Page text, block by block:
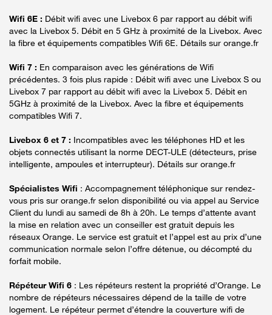
Wifi 6E : Débit wifi avec une Livebox 6 par rapport au débit wifi
avec la Livebox 5. Débit en 5 GHz à proximité de la Livebox. Avec
la fibre et équipements compatibles Wifi 6E. Détails sur orange.fr
Wifi 7 : En comparaison avec les générations de Wifi
précédentes. 3 fois plus rapide : Débit wifi avec une Livebox S ou
Livebox 7 par rapport au débit wifi avec la Livebox 5. Débit en
5GHz à proximité de la Livebox. Avec la fibre et équipements
compatibles Wifi 7.
Livebox 6 et 7 : Incompatibles avec les téléphones HD et les
objets connectés utilisant la norme DECT-ULE (détecteurs, prise
intelligente, ampoules et interrupteur). Détails sur orange.fr
Spécialistes Wifi : Accompagnement téléphonique sur rendez-
vous pris sur orange.fr selon disponibilité ou via appel au Service
Client du lundi au samedi de 8h à 20h. Le temps d’attente avant
la mise en relation avec un conseiller est gratuit depuis les
réseaux Orange. Le service est gratuit et l’appel est au prix d’une
communication normale selon l’offre détenue, ou décompté du
forfait mobile.
Répéteur Wifi 6 : Les répéteurs restent la propriété d’Orange. Le
nombre de répéteurs nécessaires dépend de la taille de votre
logement. Le répéteur permet d’étendre la couverture wifi de